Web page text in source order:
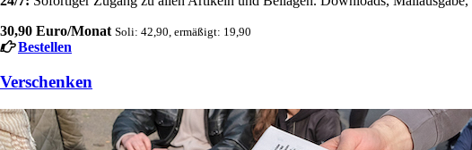
30,90 Euro/Monat Soli: 42,90, ermäßigt: 19,90
Bestellen
Verschenken